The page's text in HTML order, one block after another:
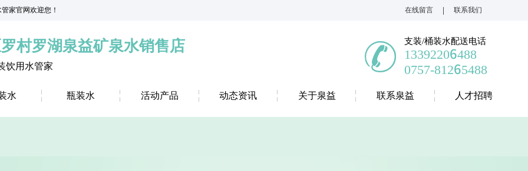
家官网欢迎您！ 在线留言 | 联系我们
村罗湖泉益矿泉水销售店
饮用水管家
支装/桶装水配送电话
13392206488
0757-81265488
水 瓶装水 活动产品 动态资讯 关于泉益 联系泉益 人才招聘